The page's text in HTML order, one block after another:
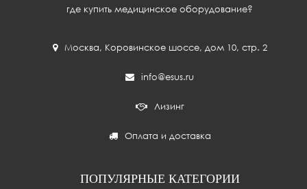
где купить медицинское оборудование?
Москва, Коровинское шоссе, дом 10, стр. 2
info@esus.ru
Лизинг
Оплата и доставка
ПОПУЛЯРНЫЕ КАТЕГОРИИ